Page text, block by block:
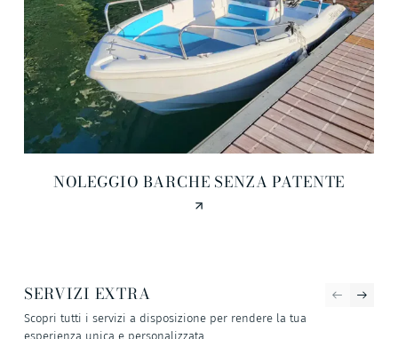
NOLEGGIO BARCHE SENZA PATENTE
SERVIZI EXTRA
Scopri tutti i servizi a disposizione per rendere la tua
esperienza unica e personalizzata